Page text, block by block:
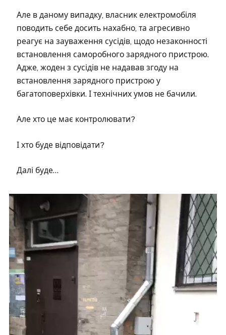
Але в даному випадку, власник електромобіля
поводить себе досить нахабно, та агресивно
реагує на зауваження сусідів, щодо незаконності
встановлення саморобного зарядного пристрою.
Адже, жоден з сусідів не надавав згоду на
встановлення зарядного пристрою у
багатоповерхівки. І технічних умов не бачили.
Але хто це має контролювати?
І хто буде відповідати?
Далі буде…